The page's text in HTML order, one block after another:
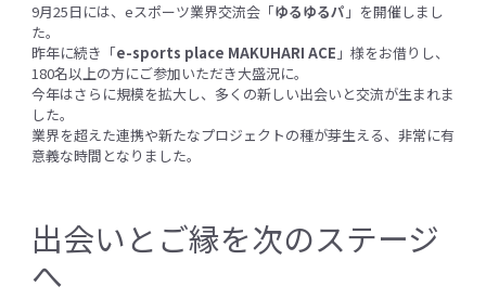
9月25日には、eスポーツ業界交流会「ゆるゆるパ 」を開催しまし
た。
昨年に続き「e-sports place MAKUHARI ACE 」様をお借りし、
180名以上の方にご参加いただき大盛況に。
今年はさらに規模を拡大し、多くの新しい出会いと交流が生まれま
した。
業界を超えた連携や新たなプロジェクトの種が芽生える、非常に有
意義な時間となりました。
出会いとご縁を次のステージ
へ